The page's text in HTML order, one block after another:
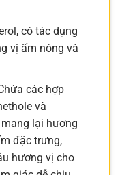
có tác dụng
vị ấm nóng và
các hợp
và
lại hương
đặc trưng,
hương vị cho